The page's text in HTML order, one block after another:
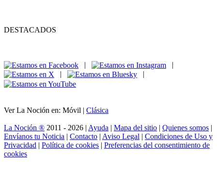
DESTACADOS
|
|
|
|
Ver La Noción en: Móvil | Clásica
La Noción ® 2011 - 2026 | Ayuda | Mapa del sitio | Quienes somos |
Envíanos tu Noticia | Contacto | Aviso Legal | Condiciones de Uso y
Privacidad | Política de cookies | Preferencias del consentimiento de
cookies